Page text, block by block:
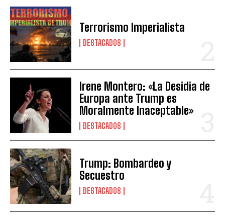
Terrorismo Imperialista
DESTACADOS
Irene Montero: «La Desidia de
Europa ante Trump es
Moralmente Inaceptable»
DESTACADOS
Trump: Bombardeo y
Secuestro
DESTACADOS